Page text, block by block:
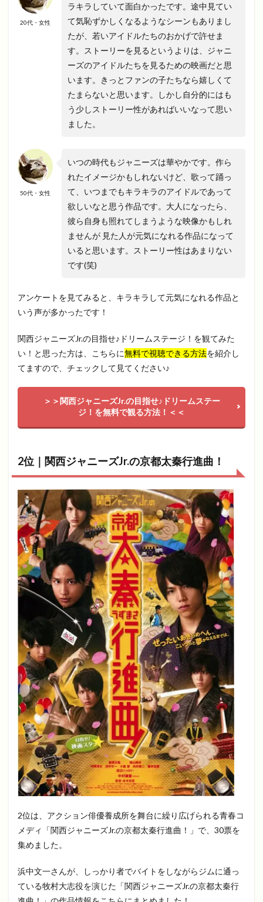
20代・女性
ラキラしていて面白かったです。途中見てい
て気恥ずかしくなるようなシーンもありまし
たが、若いアイドルたちのおかげで許せま
す。ストーリーを見るというよりは、ジャニ
ーズのアイドルたちを見るための映画だと思
います。きっとファンの子たちなら嬉しくて
たまらないと思います。しかし自分的にはも
う少しストーリー性があればいいなって思い
ました。
50代・女性
いつの時代もジャニーズは華やかです。作ら
れたイメージかもしれないけど、歌って踊っ
て、いつまでもキラキラのアイドルであって
欲しいなと思う作品です。大人になったら、
彼ら自身も照れてしまうような映像かもしれ
ませんが 見た人が元気になれる作品になって
いると思います。ストーリー性はあまりない
です(笑)
アンケートを見てみると、キラキラして元気になれる作品と
いう声が多かったです！
関西ジャニーズJr.の目指せ♪ドリームステージ！を観てみた
い！と思った方は、こちらに無料で視聴できる方法を紹介し
てますので、チェックして見てください♪
＞＞関西ジャニーズJr.の目指せ♪ドリームステー
ジ！を無料で観る方法！＜＜
2位｜関西ジャニーズJr.の京都太秦行進曲！
2位は、アクション俳優養成所を舞台に繰り広げられる青春コ
メディ「関西ジャニーズJr.の京都太秦行進曲！」で、30票を
集めました。
浜中文一さんが、しっかり者でバイトをしながらジムに通っ
ている牧村大志役を演じた「関西ジャニーズJr.の京都太秦行